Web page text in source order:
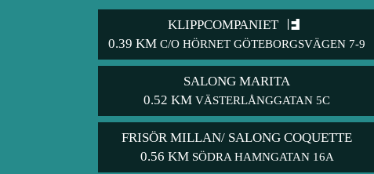
KLIPPCOMPANIET
0.39 KM C/O HÖRNET GÖTEBORGSVÄGEN 7-9
SALONG MARITA
0.52 KM VÄSTERLÅNGGATAN 5C
FRISÖR MILLAN/ SALONG COQUETTE
0.56 KM SÖDRA HAMNGATAN 16A